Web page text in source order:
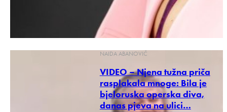
NAIDA ABANOVIČ
VIDEO – Njena tužna priča
rasplakala mnoge: Bila je
bjeloruska operska diva,
danas pjeva na ulici…